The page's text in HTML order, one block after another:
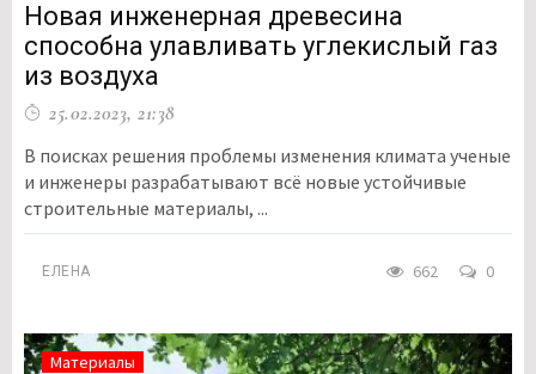
Новая инженерная древесина
способна улавливать углекислый газ
из воздуха
25.02.2023, 21:38
В поисках решения проблемы изменения климата ученые
и инженеры разрабатывают всё новые устойчивые
строительные материалы, ...
ЕЛЕНА 662 0
Материалы